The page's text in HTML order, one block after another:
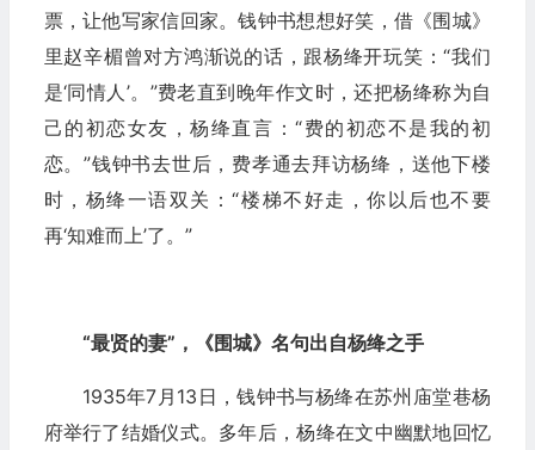
票，让他写家信回家。钱钟书想想好笑，借《围城》
里赵辛楣曾对方鸿渐说的话，跟杨绛开玩笑：“我们
是‘同情人’。”费老直到晚年作文时，还把杨绛称为自
己的初恋女友，杨绛直言：“费的初恋不是我的初
恋。”钱钟书去世后，费孝通去拜访杨绛，送他下楼
时，杨绛一语双关：“楼梯不好走，你以后也不要
再‘知难而上’了。”
“最贤的妻”，《围城》名句出自杨绛之手
1935年7月13日，钱钟书与杨绛在苏州庙堂巷杨
府举行了结婚仪式。多年后，杨绛在文中幽默地回忆